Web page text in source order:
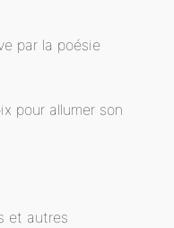
par la poésie
pour allumer son
et autres